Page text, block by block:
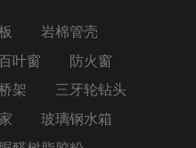
岩棉管壳
叶窗
防火窗
架
三牙轮钻头
玻璃钢水箱